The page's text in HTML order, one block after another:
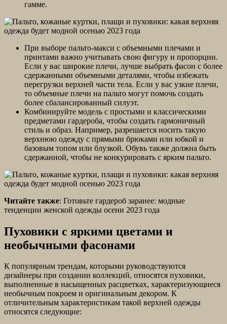
гамме.
При выборе пальто-макси с объемными плечами и
принтами важно учитывать свою фигуру и пропорции.
Если у вас широкие плечи, лучше выбрать фасон с более
сдержанными объемными деталями, чтобы избежать
перегрузки верхней части тела. Если у вас узкие плечи,
то объемные плечи на пальто могут помочь создать
более сбалансированный силуэт.
Комбинируйте модель с простыми и классическими
предметами гардероба, чтобы создать гармоничный
стиль и образ. Например, разрешается носить такую
верхнюю одежду с прямыми брюками или юбкой и
базовым топом или блузкой. Обувь также должна быть
сдержанной, чтобы не конкурировать с ярким пальто.
Читайте также: Готовьте гардероб заранее: модные
тенденции женской одежды осени 2023 года
Пуховики с яркими цветами и
необычными фасонами
К популярным трендам, которыми руководствуются
дизайнеры при создании коллекций, относятся пуховики,
выполненные в насыщенных расцветках, характеризующиеся
необычным покроем и оригинальным декором. К
отличительным характеристикам такой верхней одежды
относятся следующие: